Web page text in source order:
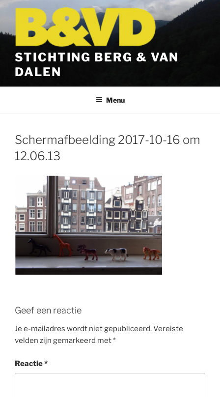
de
STICHTING BERG & VAN
DALEN
Menu
Schermafbeelding 2017-10-16 om
12.06.13
Geef een reactie
Je e-mailadres wordt niet gepubliceerd.Vereiste
velden zijn gemarkeerd met*
Reactie*